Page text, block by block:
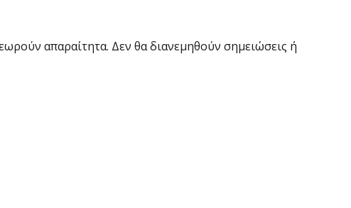
απαραίτητα. Δεν θα διανεμηθούν σημειώσεις ή